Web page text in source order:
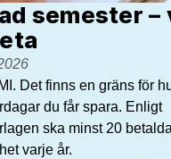
semester
Det finns en gräns för
du får spara. Enligt
ska minst 20
varje år.